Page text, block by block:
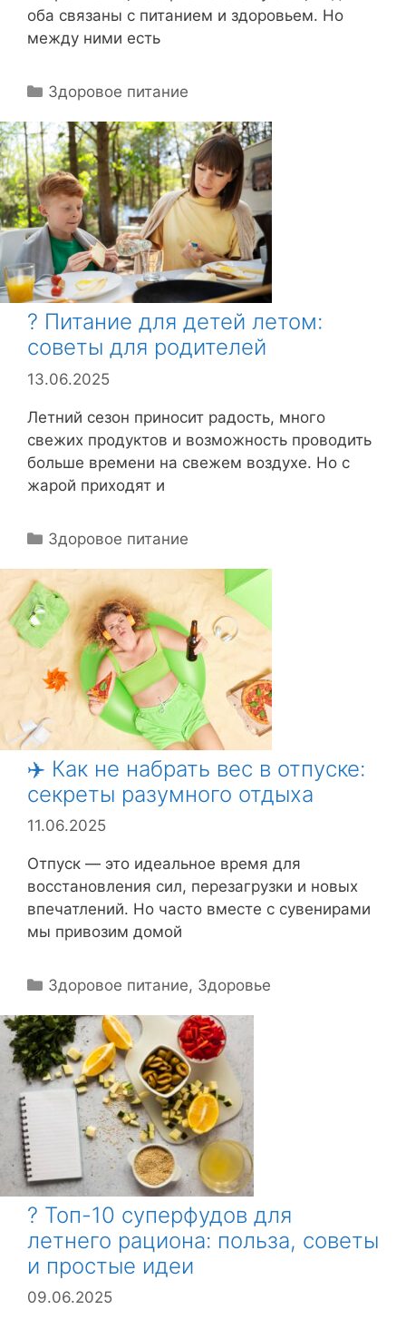
оба связаны с питанием и здоровьем. Но
между ними есть
Р
б
р
и
к
и
Здоровое питание
? Питание для детей летом:
советы для родителей
13.06.2025
Летний сезон приносит радость, много
свежих продуктов и возможность проводить
больше времени на свежем воздухе. Но с
жарой приходят и
Р
б
р
и
и
Здоровое питание
✈️ Как не набрать вес в отпуске:
секреты разумного отдыха
11.06.2025
Отпуск — это идеальное время для
восстановления сил, перезагрузки и новых
впечатлений. Но часто вместе с сувенирами
мы привозим домой
Р
б
р
и
Здоровое питание, Здоровье
? Топ-10 суперфудов для
летнего рациона: польза, советы
и простые идеи
09.06.2025